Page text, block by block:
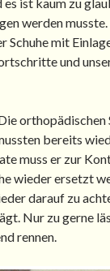
ist kaum zu
werden
Schuhe mit
und
orthopädischen
bereits
muss er zur
wieder ersetzt
darauf zu
Nur zu gerne
rennen.